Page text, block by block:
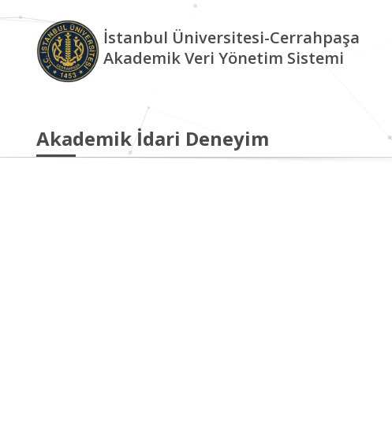
İstanbul Üniversitesi-Cerrahpaşa
Akademik Veri Yönetim Sistemi
Akademik İdari Deneyim